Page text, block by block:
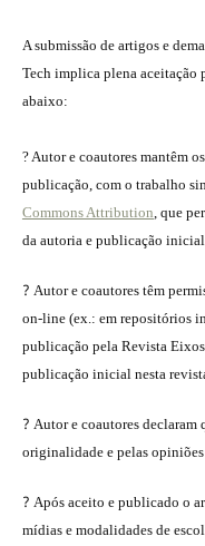
A submissão de artigos e
Tech implica plena aceitação
abaixo:
? Autor e coautores mantêm
publicação, com o trabalho
Commons Attribution, que
da autoria e publicação
? Autor e coautores têm
on-line (ex.: em repositórios
publicação pela Revista
publicação inicial nesta
? Autor e coautores declaram
originalidade e pelas
? Após aceito e publicado o
mídias e modalidades de